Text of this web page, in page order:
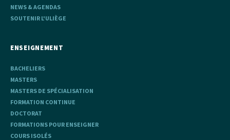
NEWS & AGENDAS
SOUTENIR L'ULIÈGE
ENSEIGNEMENT
BACHELIERS
MASTERS
MASTERS DE SPÉCIALISATION
FORMATION CONTINUE
DOCTORAT
FORMATIONS POUR ENSEIGNER
COURS ISOLÉS